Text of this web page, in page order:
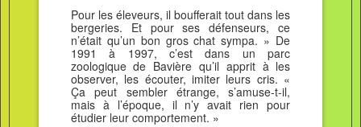
Pour les éleveurs, il boufferait tout dans les
bergeries. Et pour ses défenseurs, ce
n’était qu’un bon gros chat sympa. » De
1991 à 1997, c’est dans un parc
zoologique de Bavière qu’il apprit à les
observer, les écouter, imiter leurs cris. «
Ça peut sembler étrange, s’amuse-t-il,
mais à l’époque, il n’y avait rien pour
étudier leur comportement. »